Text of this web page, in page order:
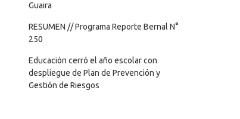
Guaira
RESUMEN // Programa Reporte Bernal N°
250
Educación cerró el año escolar con
despliegue de Plan de Prevención y
Gestión de Riesgos